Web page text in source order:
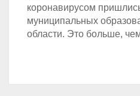
коронавирусом
муниципальных
области. Это больше,